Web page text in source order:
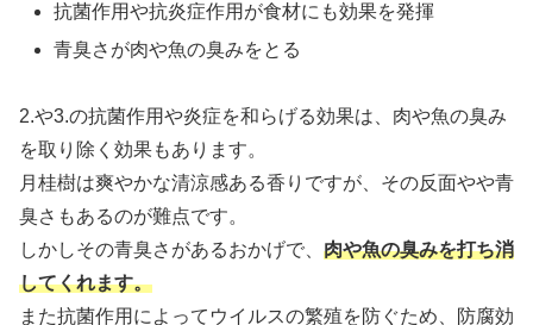
抗菌作用や抗炎症作用が食材にも効果を発揮
青臭さが肉や魚の臭みをとる
2.や3.の抗菌作用や炎症を和らげる効果は、肉や魚の臭み
を取り除く効果もあります。
月桂樹は爽やかな清涼感ある香りですが、その反面やや青
臭さもあるのが難点です。
しかしその青臭さがあるおかげで、 肉や魚の臭みを打ち消
してくれます。
また抗菌作用によってウイルスの繁殖を防ぐため、防腐効